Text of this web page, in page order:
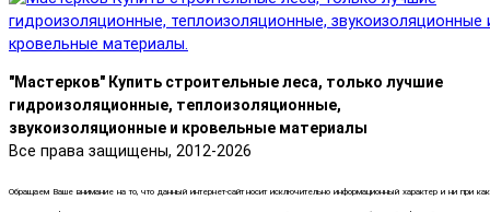
"Мастерков" Купить строительные леса, только лучшие
гидроизоляционные, теплоизоляционные,
звукоизоляционные и кровельные материалы
Все права защищены, 2012-2026
Обращаем Ваше внимание на то, что данный интернет-сайт носит исключительно информационный характер и ни при